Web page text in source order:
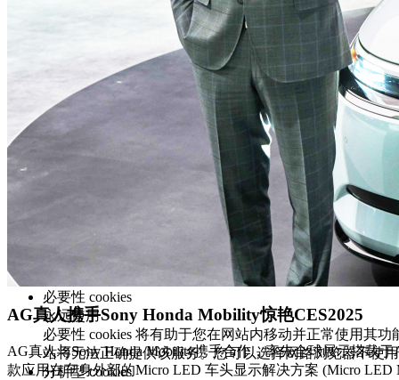
AG真人携手Sony Honda Mobility惊艳CES2025
AG真人与Sony Honda Mobility携手合作，率先全球展示搭载
款应用在车身外部的Micro LED 车头显示解决方案 (Micro LED
Cookie，用以增强网站
网站行销与效能。
全部接受
偏好设定
我们重视您的隐私
AG真人光电和某些第三方在 www.auo.com 上使用 cookie。
权声明 中说明。请点击「全部接受」同意我们使用 cookie，
要性 cookies 除外)。
全部接受
同意选项管理
必要性 cookies
永远使用
必要性 cookies 将有助于您在网站内移动并正常使用其
站将无法正确提供该服务。您可以选择网路浏览器不使
分析型 cookies